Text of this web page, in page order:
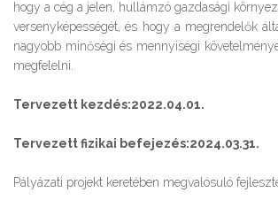
hogy a cég a jelen, hullámzó gazdasági
versenyképességét, és hogy a megrendelők
nagyobb minőségi és mennyiségi
megfelelni.
Tervezett kezdés:2022.04.01.
Tervezett fizikai befejezés:2024.03.31.
Pályázati projekt keretében megvalósuló